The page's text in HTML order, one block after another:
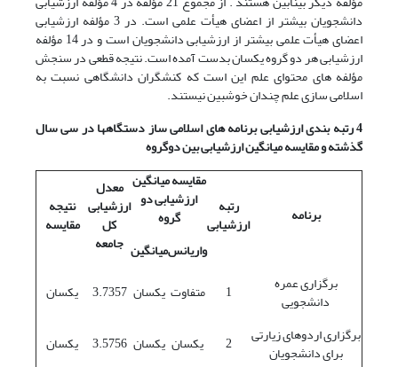
دانشجویان بیشتر از اعضای هیأت علمی است. در 3 مؤلفه ارزشیابی
اعضای هیأت علمی بیشتر از ارزشیابی دانشجویان است و در 14 مؤلفه
ارزشیابی هر دو گروه یکسان بدست آمده است. نتیجه قطعی در سنجش
مؤلفه های محتوای علم این است که کنشگران دانشگاهی نسبت به
اسلامی سازی علم چندان خوشبین نیستند.
4 رتبه بندی ارزشیابی برنامه های اسلامی ساز دستگاهها در سی سال
گذشته و مقایسه میانگین ارزشیابی بین دوگروه
برنامه رتبه
ارزشیابی
مقایسه میانگین
ارزشیابیدو
گروه
معدل
ارزشیابی
کل
جامعه
نتیجه
مقایسه
واریانسمیانگین
برگزاری عمره
دانشجویی 1 متفاوت یکسان 3.7357 یکسان
برگزاری اردوهای زیارتی
برای دانشجویان 2 یکسان یکسان 3.5756 یکسان